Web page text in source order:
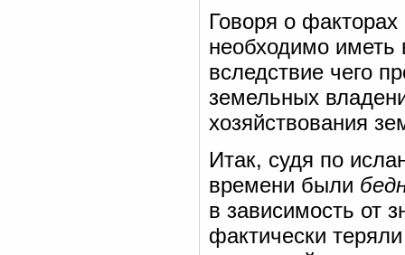
Говоря о
необходимо иметь
вследствие чего
земельных
хозяйствования
Итак, судя по
времени были
в зависимость от
фактически